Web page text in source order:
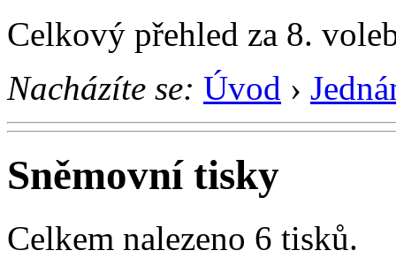
Celkový přehled za 8.
Nacházíte se: Úvod ›
Sněmovní tisky
Celkem nalezeno 6 tisků.